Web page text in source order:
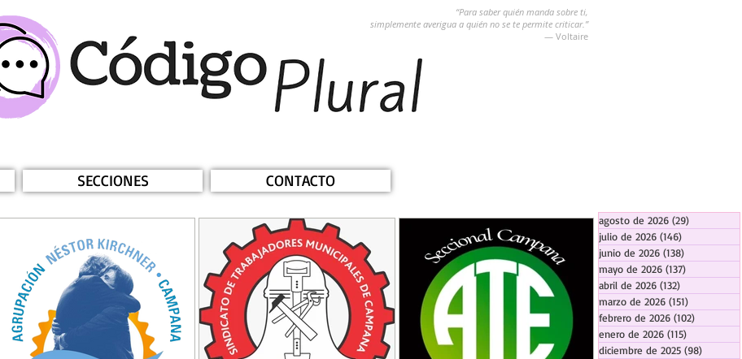
“Para saber quién manda sobre ti,
simplemente averigua a quién no se te permite criticar.”
― Voltaire
SECCIONES CONTACTO
agosto de 2026 (29)
julio de 2026 (146)
junio de 2026 (138)
mayo de 2026 (137)
abril de 2026 (132)
marzo de 2026 (151)
febrero de 2026 (102)
enero de 2026 (115)
diciembre de 2025 (98)